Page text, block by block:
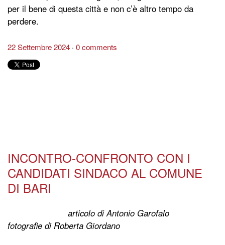
per il bene di questa città e non c’è altro tempo da
perdere.
22 Settembre 2024 0 comments
INCONTRO-CONFRONTO CON I
CANDIDATI SINDACO AL COMUNE
DI BARI
articolo di Antonio Garofalo
fotografie di Roberta Giordano